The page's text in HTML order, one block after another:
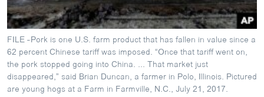
FILE -Pork is one U.S. farm product that has fallen in value since a
62 percent Chinese tariff was imposed. “Once that tariff went on,
the pork stopped going into China. ... That market just
disappeared,” said Brian Duncan, a farmer in Polo, Illinois. Pictured
are young hogs at a Farm in Farmville, N.C., July 21, 2017.